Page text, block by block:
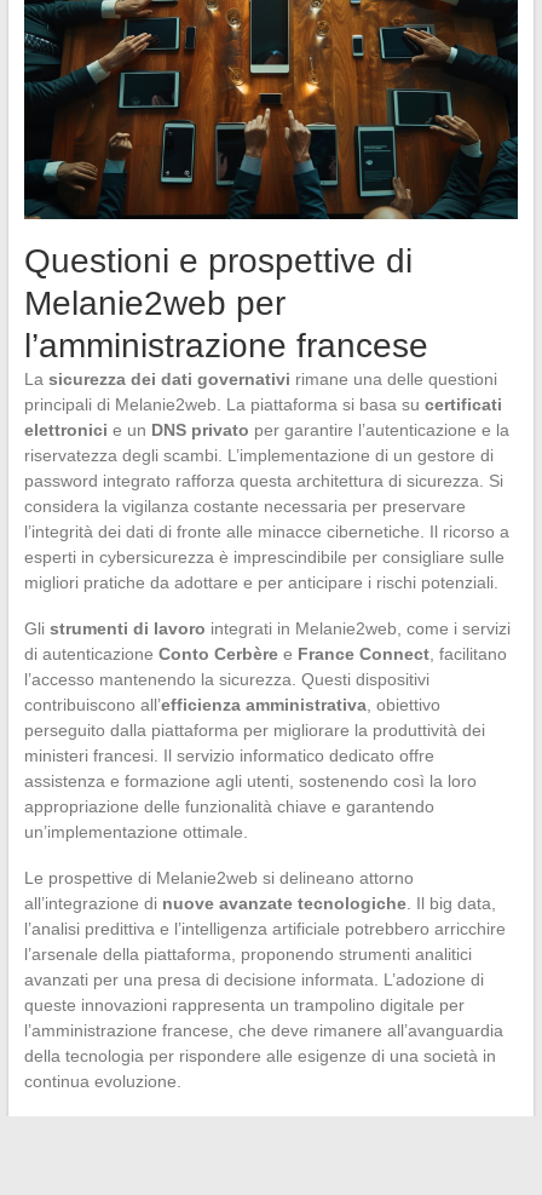
Questioni e prospettive di
Melanie2web per
l’amministrazione francese
La sicurezza dei dati governativi rimane una delle questioni
principali di Melanie2web. La piattaforma si basa su certificati
elettronici e un DNS privato per garantire l’autenticazione e la
riservatezza degli scambi. L’implementazione di un gestore di
password integrato rafforza questa architettura di sicurezza. Si
considera la vigilanza costante necessaria per preservare
l’integrità dei dati di fronte alle minacce cibernetiche. Il ricorso a
esperti in cybersicurezza è imprescindibile per consigliare sulle
migliori pratiche da adottare e per anticipare i rischi potenziali.
Gli strumenti di lavoro integrati in Melanie2web, come i servizi
di autenticazione Conto Cerbèree France Connect, facilitano
l’accesso mantenendo la sicurezza. Questi dispositivi
contribuiscono all’efficienza amministrativa, obiettivo
perseguito dalla piattaforma per migliorare la produttività dei
ministeri francesi. Il servizio informatico dedicato offre
assistenza e formazione agli utenti, sostenendo così la loro
appropriazione delle funzionalità chiave e garantendo
un’implementazione ottimale.
Le prospettive di Melanie2web si delineano attorno
all’integrazione di nuove avanzate tecnologiche. Il big data,
l’analisi predittiva e l’intelligenza artificiale potrebbero arricchire
l’arsenale della piattaforma, proponendo strumenti analitici
avanzati per una presa di decisione informata. L’adozione di
queste innovazioni rappresenta un trampolino digitale per
l’amministrazione francese, che deve rimanere all’avanguardia
della tecnologia per rispondere alle esigenze di una società in
continua evoluzione.